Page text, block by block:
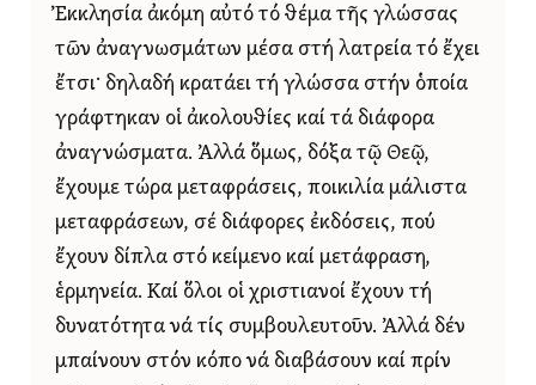
Ἐκκλησία ἀκόμη αὐτό τό θέμα τῆς γλώσσας
τῶν ἀναγνωσμάτων μέσα στή λατρεία τό ἔχει
ἔτσι· δηλαδή κρατάει τή γλώσσα στήν ὁποία
γράφτηκαν οἱ ἀκολουθίες καί τά διάφορα
ἀναγνώσματα. Ἀλλά ὅμως, δόξα τῷ Θεῷ,
ἔχουμε τώρα μεταφράσεις, ποικιλία μάλιστα
μεταφράσεων, σέ διάφορες ἐκδόσεις, πού
ἔχουν δίπλα στό κείμενο καί μετάφραση,
ἑρμηνεία. Καί ὅλοι οἱ χριστιανοί ἔχουν τή
δυνατότητα νά τίς συμβουλευτοῦν. Ἀλλά δέν
μπαίνουν στόν κόπο νά διαβάσουν καί πρίν